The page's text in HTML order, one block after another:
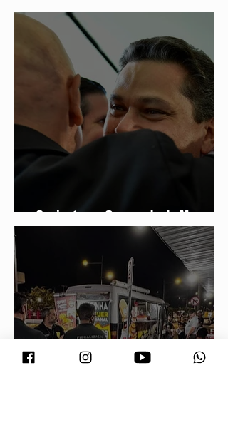
sociedade
Conjuntura - O segredo de Moraes,
Lula e Alcolumbre